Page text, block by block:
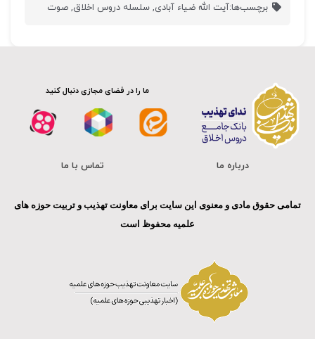
برچسب‌ها:آیت الله ضیاء آبادی,سلسله دروس اخلاق,صوت
ما را در فضای مجازی دنبال کنید
درباره ما تماس با ما
تمامی حقوق مادی و معنوی این سایت برای معاونت تهذیب و تربیت حوزه های
علمیه محفوظ است